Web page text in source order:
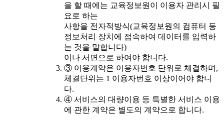
을 할 때에는 교육정보원이 이용자 관리시 필
요로 하는
사항을 전자적방식(교육정보원의 컴퓨터 등
정보처리 장치에 접속하여 데이터를 입력하
는 것을 말합니다)
이나 서면으로 하여야 합니다.
③ 이용계약은 이용자번호 단위로 체결하며,
체결단위는 1 이용자번호 이상이어야 합니
다.
④ 서비스의 대량이용 등 특별한 서비스 이용
에 관한 계약은 별도의 계약으로 합니다.